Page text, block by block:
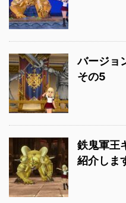
バージョ
その5
鉄鬼軍王
紹介しま